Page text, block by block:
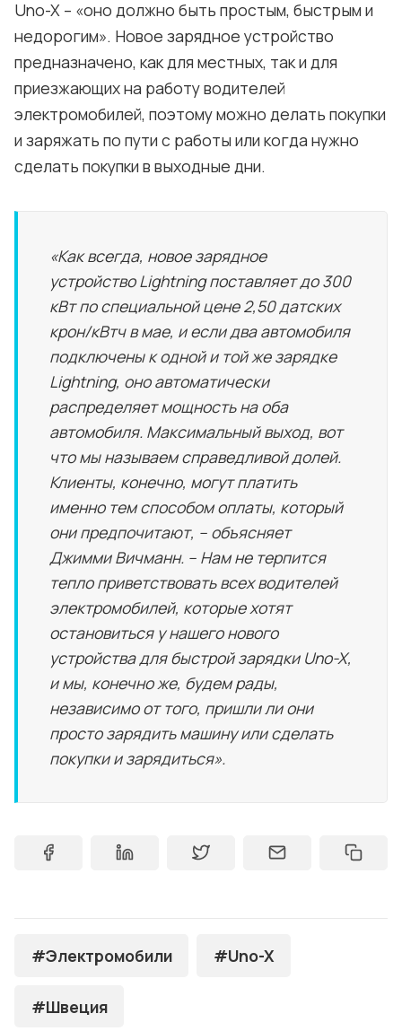
Uno-X – «оно должно быть простым, быстрым и
недорогим». Новое зарядное устройство
предназначено, как для местных, так и для
приезжающих на работу водителей
электромобилей, поэтому можно делать покупки
и заряжать по пути с работы или когда нужно
сделать покупки в выходные дни.
«Как всегда, новое зарядное
устройство Lightning поставляет до 300
кВт по специальной цене 2,50 датских
крон/кВтч в мае, и если два автомобиля
подключены к одной и той же зарядке
Lightning, оно автоматически
распределяет мощность на оба
автомобиля. Максимальный выход, вот
что мы называем справедливой долей.
Клиенты, конечно, могут платить
именно тем способом оплаты, который
они предпочитают, – объясняет
Джимми Вичманн. – Нам не терпится
тепло приветствовать всех водителей
электромобилей, которые хотят
остановиться у нашего нового
устройства для быстрой зарядки Uno-X,
и мы, конечно же, будем рады,
независимо от того, пришли ли они
просто зарядить машину или сделать
покупки и зарядиться».
#Электромобили #Uno-X
#Швеция